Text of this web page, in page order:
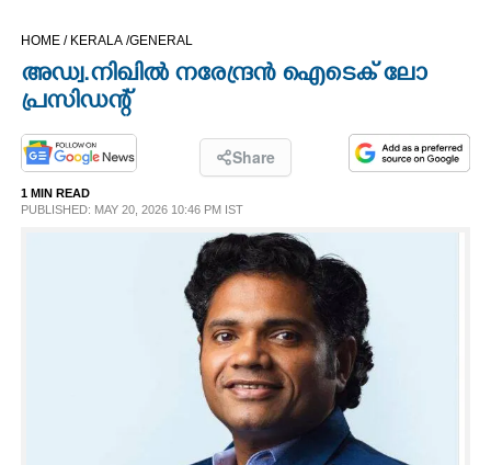
CINEMA
OPINION
PHOTOS
HOME / KERALA /GENERAL
അഡ്വ.നിഖിൽ നരേന്ദ്രൻ ഐടെക് ലോ
പ്രസിഡന്റ്
Share
1 MIN READ
PUBLISHED: MAY 20, 2026 10:46 PM IST